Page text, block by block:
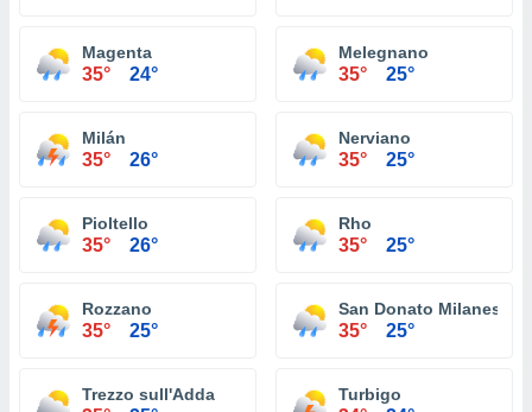
Magenta
35° 24°
Melegnano
35° 25°
Milán
35° 26°
Nerviano
35° 25°
Pioltello
35° 26°
Rho
35° 25°
Rozzano
35° 25°
San Donato Milanese
35° 25°
Trezzo sull'Adda Turbigo